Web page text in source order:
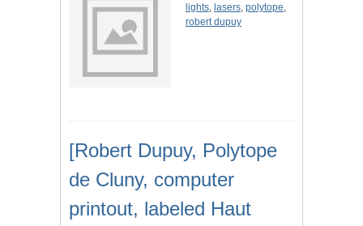
lights, lasers, polytope,
robert dupuy
[Robert Dupuy, Polytope
de Cluny, computer
printout, labeled Haut